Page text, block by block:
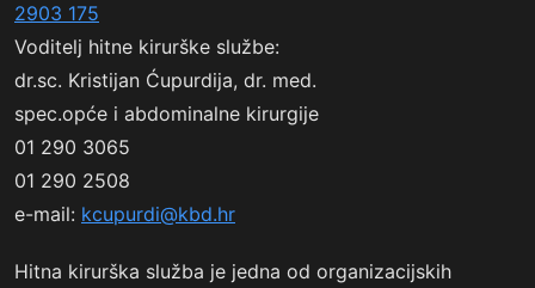
2903 175
Voditelj hitne kirurške službe:
dr.sc. Kristijan Ćupurdija, dr. med.
spec.opće i abdominalne kirurgije
01 290 3065
01 290 2508
e-mail: kcupurdi@kbd.hr
Hitna kirurška služba je jedna od organizacijskih